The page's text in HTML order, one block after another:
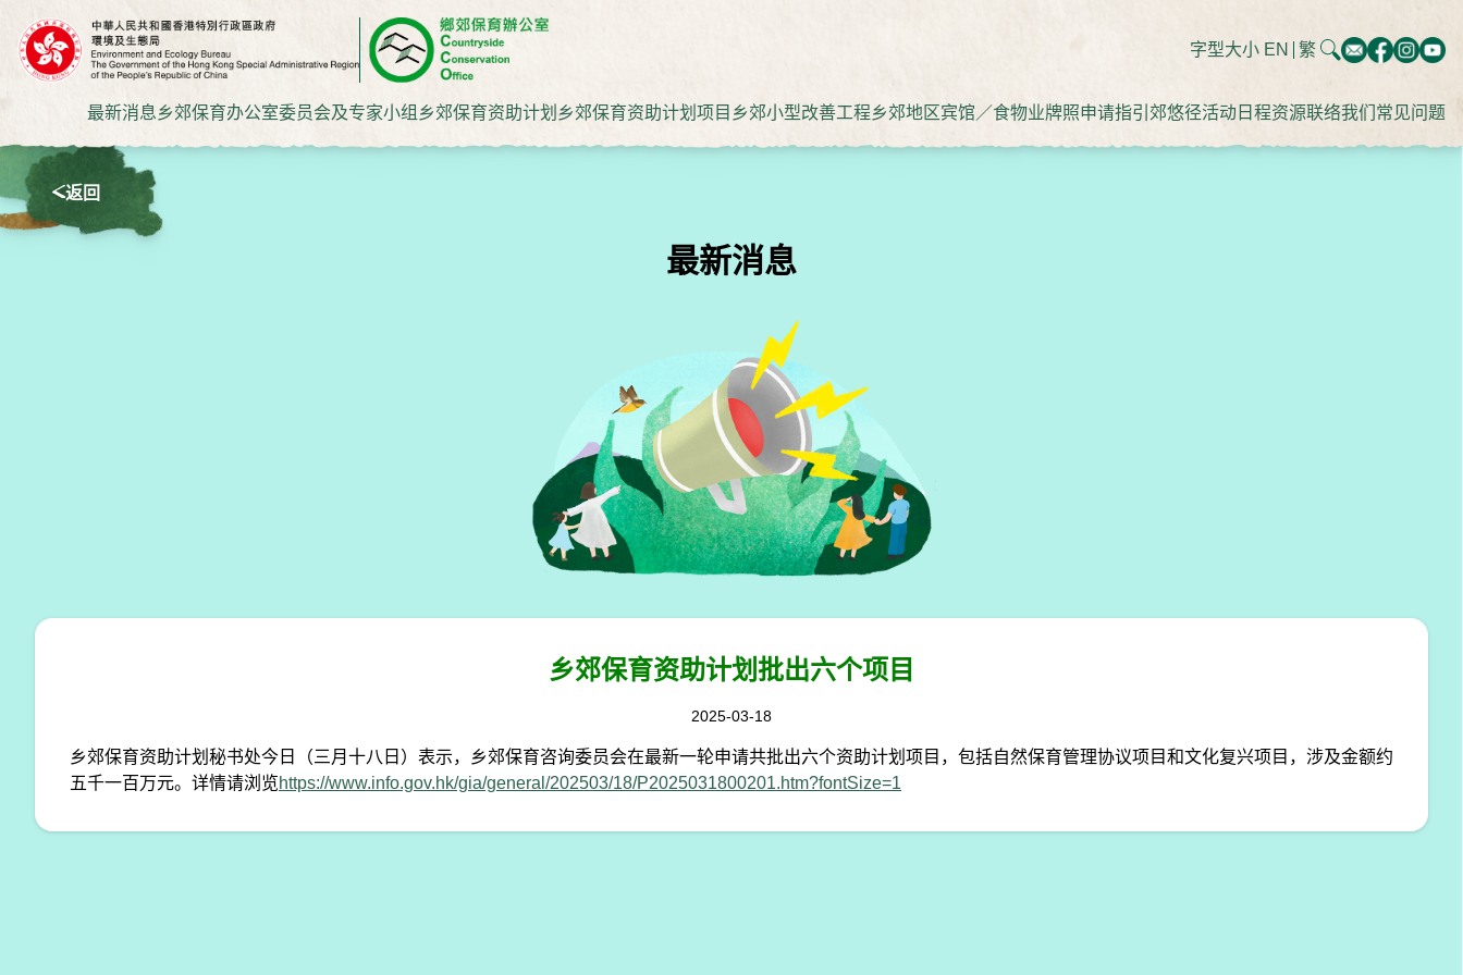
字型大小 EN 繁
最新消息乡郊保育办公室委员会及专家小组 乡郊保育资助计划 乡郊保育资助计划项目 乡郊小型改善工程乡郊地区宾馆／食物业牌照申请指引 郊悠径活动日程资源联络我们 常见问题
返回
最新消息
乡郊保育资助计划批出六个项目
2025-03-18
乡郊保育资助计划秘书处今日（三月十八日）表示，乡郊保育咨询委员会在最新一轮申请共批出六个资助计划项目，包括自然保育管理协议项目和文化复兴项目，涉及金额约
五千一百万元。详情请浏览https://www.info.gov.hk/gia/general/202503/18/P2025031800201.htm?fontSize=1